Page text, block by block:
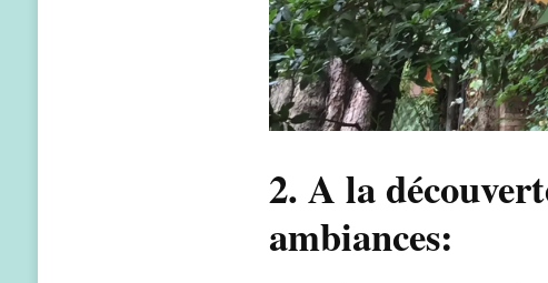
2. A la
ambiances: